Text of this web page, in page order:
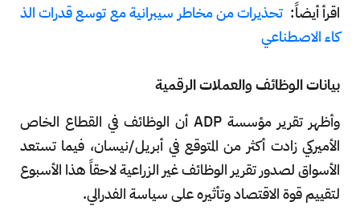
اقرأ أيضاً: تحذيرات من مخاطر سيبرانية مع توسع قدرات الذ
كاء الاصطناعي
بيانات الوظائف والعملات الرقمية
وأظهر تقرير مؤسسة ADP أن الوظائف في القطاع الخاص
الأميركي زادت أكثر من المتوقع في أبريل/نيسان، فيما تستعد
الأسواق لصدور تقرير الوظائف غير الزراعية لاحقاً هذا الأسبوع
لتقييم قوة الاقتصاد وتأثيره على سياسة الفدرالي.